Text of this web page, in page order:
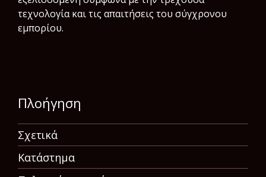
τεχνολογία και τις απαιτήσεις του σύγχρονου
εμπορίου.
Πλοήγηση
Σχετικά
Κατάστημα